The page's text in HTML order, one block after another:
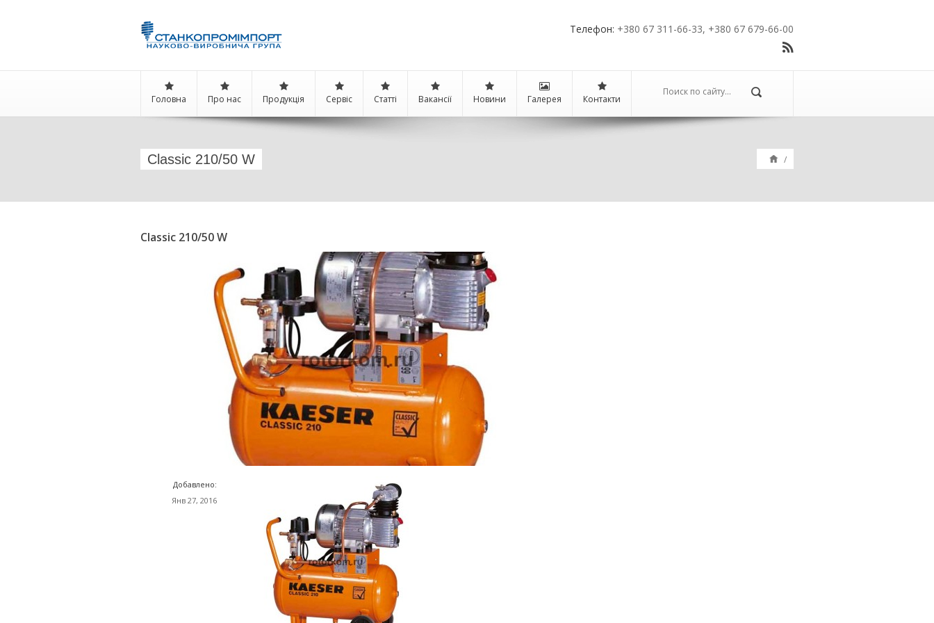
Телефон: +380 67 311-66-33, +380 67 679-66-00
Головна Про нас Продукція Сервіс Статті Вакансії Новини Галерея Контакти
Classic 210/50 W /
Classic 210/50 W
Добавлено:
Янв 27, 2016